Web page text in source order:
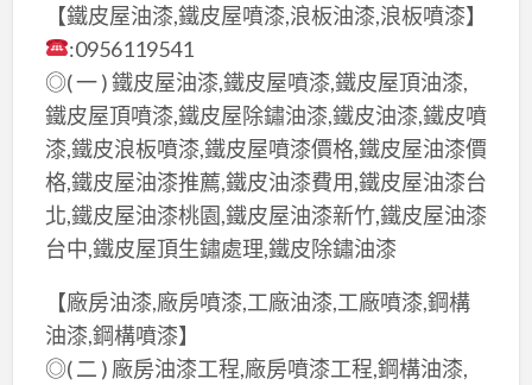
【鐵皮屋油漆,鐵皮屋噴漆,浪板油漆,浪板噴漆】
:0956119541
◎( 一 ) 鐵皮屋油漆,鐵皮屋噴漆,鐵皮屋頂油漆,
鐵皮屋頂噴漆,鐵皮屋除鏽油漆,鐵皮油漆,鐵皮噴
漆,鐵皮浪板噴漆,鐵皮屋噴漆價格,鐵皮屋油漆價
格,鐵皮屋油漆推薦,鐵皮油漆費用,鐵皮屋油漆台
北,鐵皮屋油漆桃園,鐵皮屋油漆新竹,鐵皮屋油漆
台中,鐵皮屋頂生鏽處理,鐵皮除鏽油漆
【廠房油漆,廠房噴漆,工廠油漆,工廠噴漆,鋼構
油漆,鋼構噴漆】
◎( 二 ) 廠房油漆工程,廠房噴漆工程,鋼構油漆,